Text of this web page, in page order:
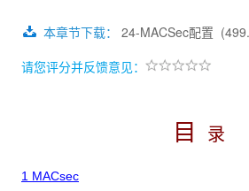
本章节下载： 24-MACSec配置
请您评分并反馈意见：
目 录
1 MACsec